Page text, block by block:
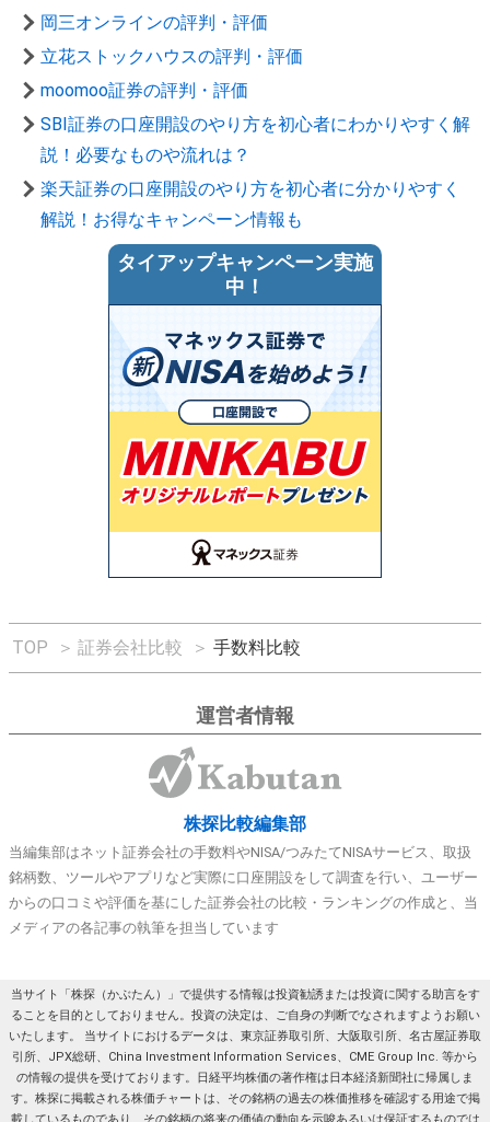
岡三オンラインの評判・評価
立花ストックハウスの評判・評価
moomoo証券の評判・評価
SBI証券の口座開設のやり方を初心者にわかりやすく解
説！必要なものや流れは？
楽天証券の口座開設のやり方を初心者に分かりやすく
解説！お得なキャンペーン情報も
タイアップキャンペーン実施
中！
TOP ＞ 証券会社比較 ＞ 手数料比較
運営者情報
株探比較編集部
当編集部はネット証券会社の手数料やNISA/つみたてNISAサービス、取扱
銘柄数、ツールやアプリなど実際に口座開設をして調査を行い、ユーザー
からの口コミや評価を基にした証券会社の比較・ランキングの作成と、当
メディアの各記事の執筆を担当しています
当サイト「株探（かぶたん）」で提供する情報は投資勧誘または投資に関する助言をす
ることを目的としておりません。投資の決定は、ご自身の判断でなされますようお願い
いたします。 当サイトにおけるデータは、東京証券取引所、大阪取引所、名古屋証券取
引所、JPX総研、China Investment Information Services、CME Group Inc. 等から
の情報の提供を受けております。日経平均株価の著作権は日本経済新聞社に帰属しま
す。株探に掲載される株価チャートは、その銘柄の過去の株価推移を確認する用途で掲